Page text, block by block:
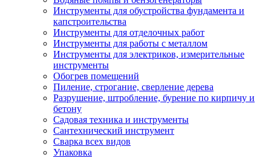
Инструменты для обустройства фундамента и
капстроительства
Инструменты для отделочных работ
Инструменты для работы с металлом
Инструменты для электриков, измерительные
инструменты
Обогрев помещений
Пиление, строгание, сверление дерева
Разрушение, штробление, бурение по кирпичу и
бетону
Садовая техника и инструменты
Сантехнический инструмент
Сварка всех видов
Упаковка